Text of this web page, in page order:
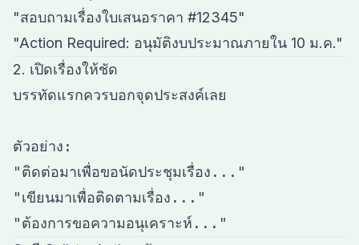
"สอบถามเรื่องใบเสนอราคา #12345"
"Action Required: อนุมัติงบประมาณภายใน 10 ม.ค."
2. เปิดเรื่องให้ชัด
บรรทัดแรกควรบอกจุดประสงค์เลย
ตัวอย่าง:
"ติดต่อมาเพื่อขอนัดประชุมเรื่อง..."
"เขียนมาเพื่อติดตามเรื่อง..."